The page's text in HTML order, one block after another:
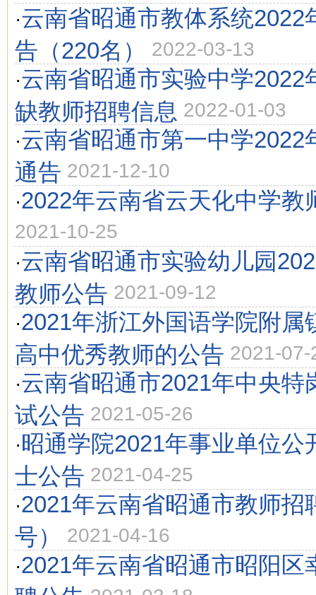
·云南省昭通市教体系统2022
告（220名）
2022-03-13
·云南省昭通市实验中学2022
缺教师招聘信息 2022-01-03
·云南省昭通市第一中学2022
通告 2021-12-10
·2022年云南省云天化中学教
2021-10-25
·云南省昭通市实验幼儿园
教师公告 2021-09-12
·2021年浙江外国语学院附属
高中优秀教师的公告 2021-07-
·云南省昭通市2021年中央特
试公告 2021-05-26
·昭通学院2021年事业单位公
士公告 2021-04-25
·2021年云南省昭通市教师招
号）
2021-04-16
·2021年云南省昭通市昭阳区